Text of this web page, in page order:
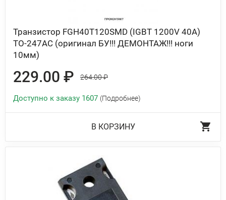
Транзистор FGH40T120SMD (IGBT 1200V 40A)
TO-247AC (оригинал БУ!!! ДЕМОНТАЖ!!! ноги
10мм)
229.00 ₽ 264.00 ₽
Доступно к заказу 1607 (Подробнее)
В КОРЗИНУ